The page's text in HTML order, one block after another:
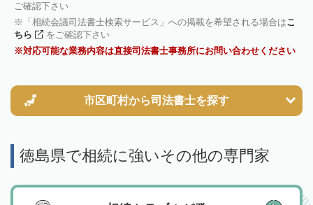
ご確認下さい
「相続会議司法書士検索サービス」への掲載を希望される場合はこ
ちら
をご確認下さい
対応可能な業務内容は直接司法書士事務所にお問い合わせください
市区町村から司法書士を探す
徳島県で相続に強いその他の専門家